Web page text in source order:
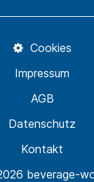
beverage-
Kontakt
Datenschutz
AGB
Impressum
Cookies